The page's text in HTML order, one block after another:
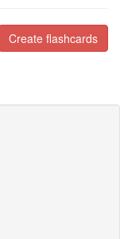
Create flashcards